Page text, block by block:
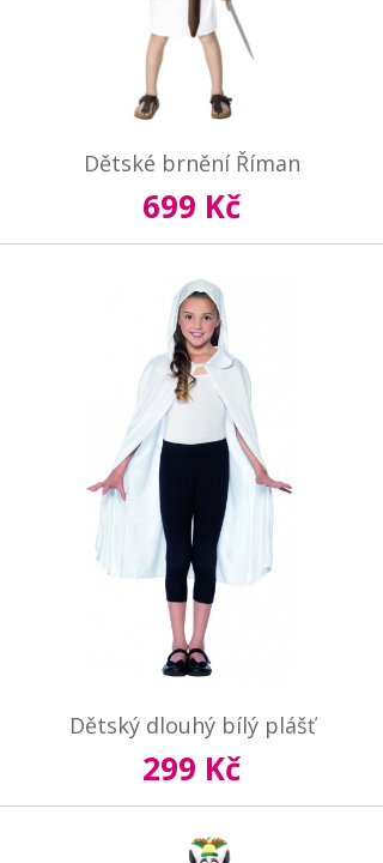
Dětské brnění Říman
699 Kč
Dětský dlouhý bílý plášť
299 Kč